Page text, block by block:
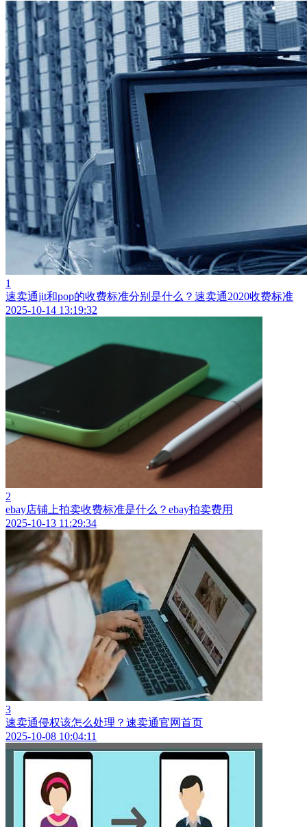
速卖通jit和pop的收费标准分别是什么？速卖通2020收费标准
2025-10-14 13:19:32
ebay店铺上拍卖收费标准是什么？ebay拍卖费用
2025-10-13 11:29:34
3
速卖通侵权该怎么处理？速卖通官网首页
2025-10-08 10:04:11